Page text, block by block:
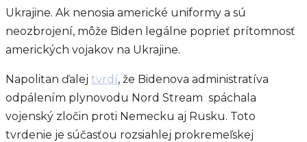
Ukrajine. Ak nenosia americké uniformy a sú
neozbrojení, môže Biden legálne poprieť prítomnosť
amerických vojakov na Ukrajine.
Napolitan ďalej tvrdí, že Bidenova administratíva
odpálením plynovodu Nord Stream spáchala
vojenský zločin proti Nemecku aj Rusku. Toto
tvrdenie je súčasťou rozsiahlej prokremeľskej